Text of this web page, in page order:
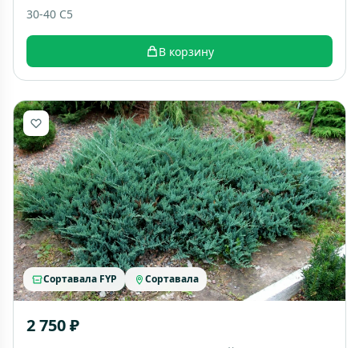
30-40 C5
В корзину
Сортавала FYP Сортавала
2 750 ₽